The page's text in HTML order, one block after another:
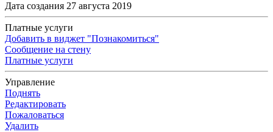
Дата создания 27 августа 2019
Платные услуги
Добавить в виджет "Познакомиться"
Сообщение на стену
Платные услуги
Управление
Поднять
Редактировать
Пожаловаться
Удалить